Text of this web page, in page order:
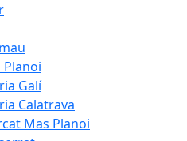
Planoi
Galí
Calatrava
Mas Planoi